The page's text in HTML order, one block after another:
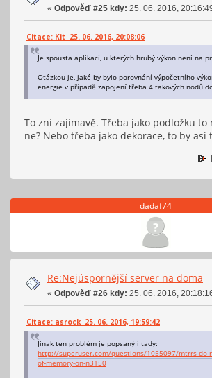
« Odpověď #25 kdy: 25. 06. 2016,
Citace: Kit 25. 06. 2016, 20:08:06
Je spousta aplikací, u kterých hrubý výkon není na
Otázkou je, jaké by bylo porovnání výpočetního
energie v případě zapojení třeba 4 takových nodů
To zní zajímavě. Třeba jako podložku to
ne? Nebo třeba jako dekorace, to by asi
dadaf74
Re:Nejúspornější server na doma
« Odpověď #26 kdy: 25. 06. 2016,
Citace: asrock 25. 06. 2016, 19:59:42
Jinak ten problém je popsaný i tady:
http://superuser.com/questions/1055097/mtrrs-do-
of-memory-on-n3150